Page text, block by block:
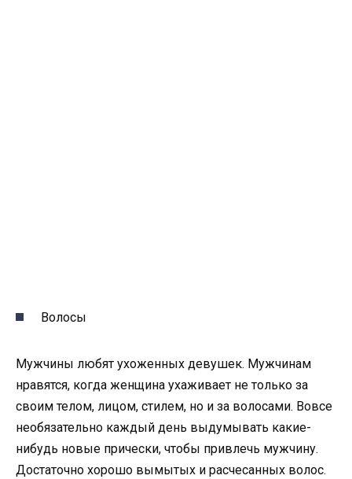
Волосы
Мужчины любят ухоженных девушек. Мужчинам
нравятся, когда женщина ухаживает не только за
своим телом, лицом, стилем, но и за волосами. Вовсе
необязательно каждый день выдумывать какие-
нибудь новые прически, чтобы привлечь мужчину.
Достаточно хорошо вымытых и расчесанных волос.